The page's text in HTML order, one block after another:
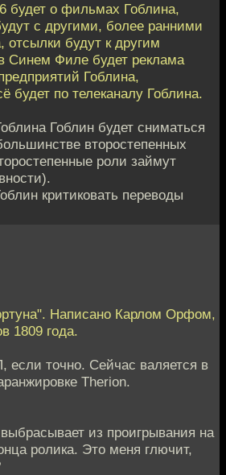
будет о фильмах Гоблина,
с другими, более ранними
будут к другим
Синем Филе будет реклама
Гоблина,
будет по телеканалу Гоблина.
Гоблин будет сниматься
второстепенных
роли займут
критиковать переводы
Написано Карлом Орфом,
1809 года.
точно. Сейчас валяется в
Therion.
из проигрывания на
ролика. Это меня глючит,